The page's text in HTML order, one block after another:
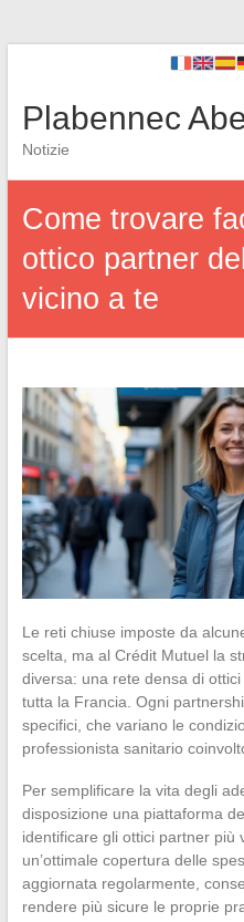
Plabennec
Notizie
Come trovare
ottico partner
vicino a te
Le reti chiuse imposte da
scelta, ma al Crédit Mutuel la
diversa: una rete densa di
tutta la Francia. Ogni
specifici, che variano le
professionista sanitario
Per semplificare la vita degli
disposizione una piattaforma
identificare gli ottici partner più
un’ottimale copertura delle
aggiornata regolarmente,
rendere più sicure le proprie